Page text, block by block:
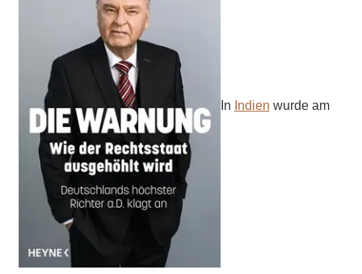
In Indien wurde am